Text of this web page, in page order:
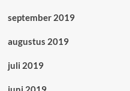
september 2019
augustus 2019
juli 2019